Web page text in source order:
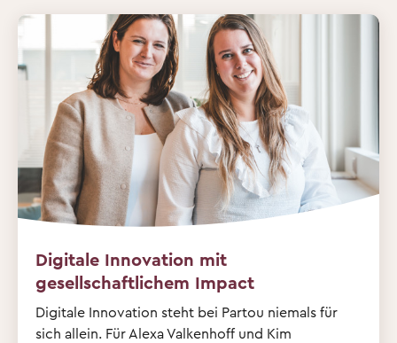
Digitale Innovation mit
gesellschaftlichem Impact
Digitale Innovation steht bei Partou niemals für
sich allein. Für Alexa Valkenhoff und Kim